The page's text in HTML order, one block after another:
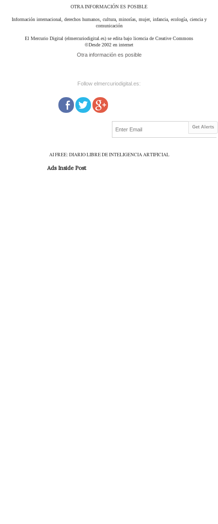
OTRA INFORMACIÓN ES POSIBLE
Información internacional, derechos humanos, cultura, minorías, mujer, infancia, ecología, ciencia y
comunicación
El Mercurio Digital (elmercuriodigital.es) se edita bajo licencia de Creative Commons
©Desde 2002 en internet
Otra información es posible
Follow elmercuriodigital.es:
Get Alerts
AI FREE: DIARIO LIBRE DE INTELIGENCIA ARTIFICIAL
Ads Inside Post